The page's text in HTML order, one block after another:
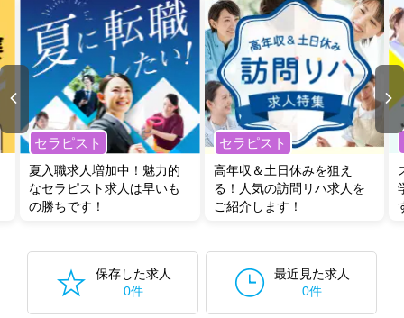
セラピスト
夏入職求人増加中！魅力的
なセラピスト求人は早いも
の勝ちです！
セラピスト
高年収＆土日休みを狙え
る！人気の訪問リハ求人を
ご紹介します！
保存した求人
0件
最近見た求人
0件